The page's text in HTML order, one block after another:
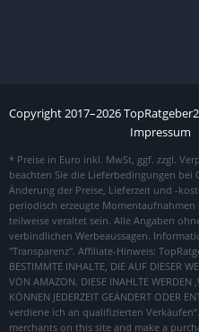
Copyright2017–2026
Impressum